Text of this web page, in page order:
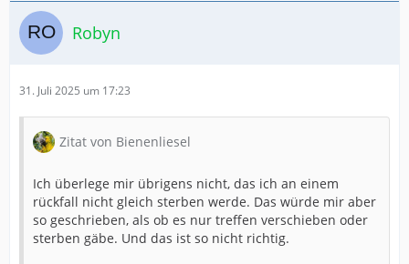
Robyn
31. Juli 2025 um 17:23
Zitat von Bienenliesel
Ich überlege mir übrigens nicht, das ich an einem
rückfall nicht gleich sterben werde. Das würde mir aber
so geschrieben, als ob es nur treffen verschieben oder
sterben gäbe. Und das ist so nicht richtig.